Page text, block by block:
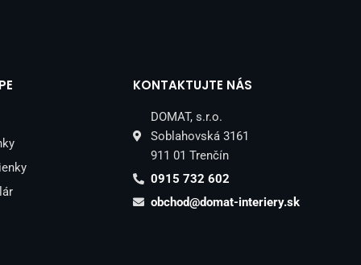
KONTAKTUJTE NÁS
DOMAT, s.r.o.
Soblahovská 3161
911 01 Trenčín
0915 732 602
obchod@domat-interiery.sk